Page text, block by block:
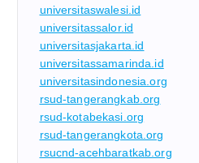
universitaswalesi.id
universitassalor.id
universitasjakarta.id
universitassamarinda.id
universitasindonesia.org
rsud-tangerangkab.org
rsud-kotabekasi.org
rsud-tangerangkota.org
rsucnd-acehbaratkab.org